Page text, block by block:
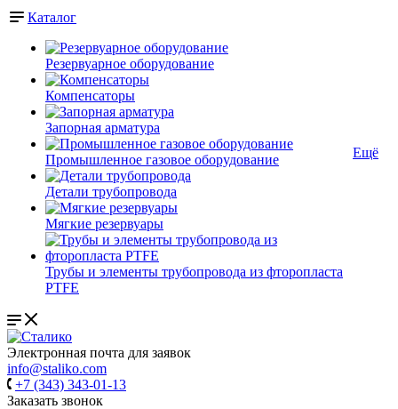
Каталог
Резервуарное оборудование
Компенсаторы
Запорная арматура
Промышленное газовое оборудование
Детали трубопровода
Мягкие резервуары
Трубы и элементы трубопровода из фторопласта
PTFE
Ещё
Электронная почта для заявок
info@staliko.com
+7 (343) 343-01-13
Заказать звонок